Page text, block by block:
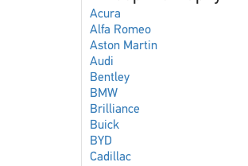
Acura
Alfa Romeo
Aston Martin
Audi
Bentley
BMW
Brilliance
Buick
BYD
Cadillac